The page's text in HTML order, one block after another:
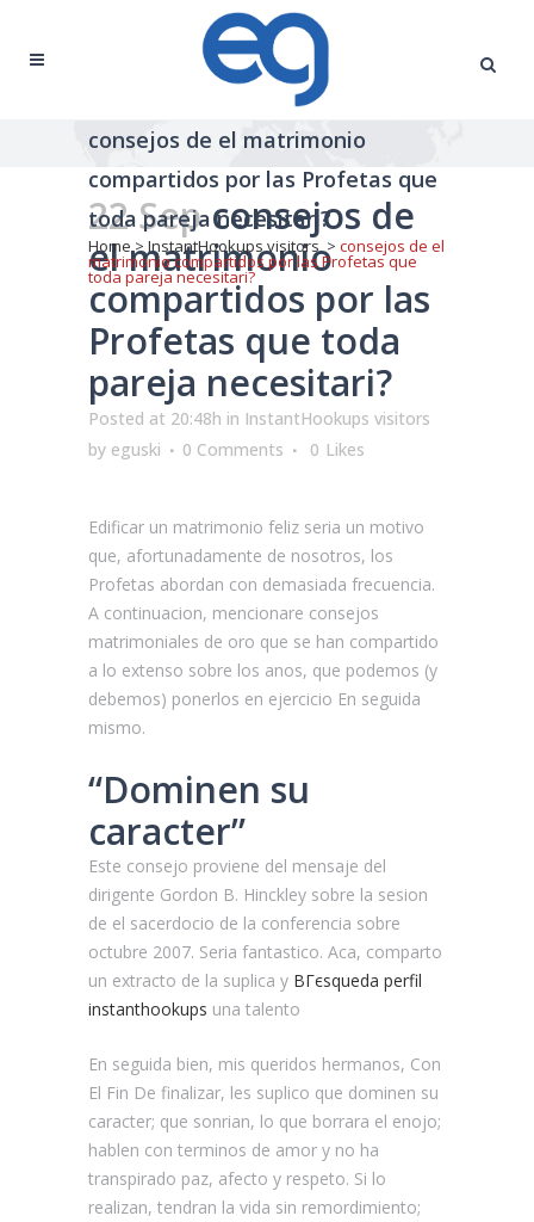
consejos de el matrimonio
compartidos por las Profetas que
toda pareja necesitari?
Home>InstantHookups visitors> consejos de el
matrimonio compartidos por las Profetas que
toda pareja necesitari?
22 Sepconsejos de
el matrimonio
compartidos por las
Profetas que toda
pareja necesitari?
Posted at 20:48h in InstantHookups visitors
by eguski 0 Comments 0 Likes
Edificar un matrimonio feliz seri­a un motivo
que, afortunadamente de nosotros, los
Profetas abordan con demasiada frecuencia.
A continuacion, mencionare consejos
matrimoniales de oro que se han compartido
a lo extenso sobre los anos, que podemos (y
debemos) ponerlos en ejercicio En seguida
mismo.
“Dominen su
caracter”
Este consejo proviene del mensaje del
dirigente Gordon B. Hinckley sobre la sesion
de el sacerdocio de la conferencia sobre
octubre 2007. Seri­a fantastico. Aca, comparto
un extracto de la suplica y BГєsqueda perfil
instanthookups una talento
En seguida bien, mis queridos hermanos, Con
El Fin De finalizar, les suplico que dominen su
caracter; que sonrian, lo que borrara el enojo;
hablen con terminos de amor y no ha
transpirado paz, afecto y respeto. Si lo
realizan, tendran la vida sin remordimiento;